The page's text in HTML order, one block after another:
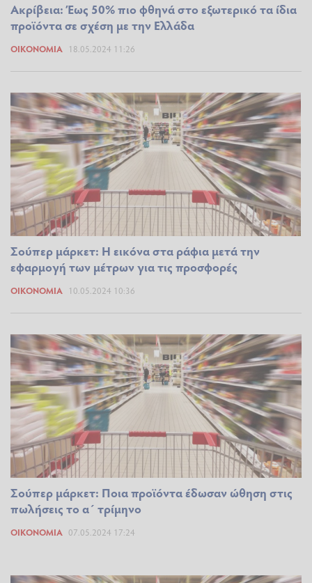
Ακρίβεια: Έως 50% πιο φθηνά στο εξωτερικό τα ίδια
προϊόντα σε σχέση με την Ελλάδα
ΟΙΚΟΝΟΜΊΑ 18.05.2024 11:26
Σούπερ μάρκετ: Η εικόνα στα ράφια μετά την
εφαρμογή των μέτρων για τις προσφορές
ΟΙΚΟΝΟΜΊΑ 10.05.2024 10:36
Σούπερ μάρκετ: Ποια προϊόντα έδωσαν ώθηση στις
πωλήσεις το α΄ τρίμηνο
ΟΙΚΟΝΟΜΊΑ 07.05.2024 17:24